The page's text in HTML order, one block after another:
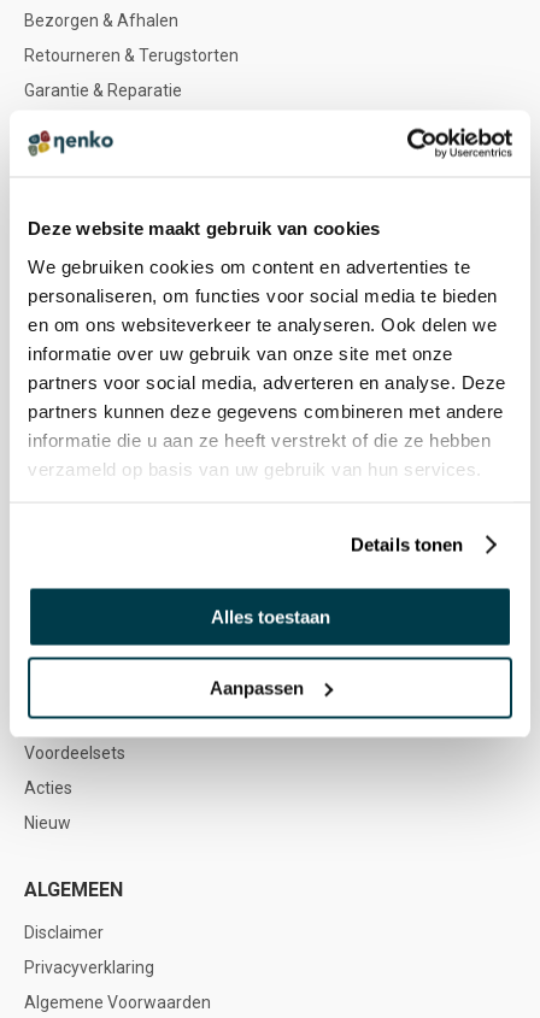
Deze website maakt gebruik van cookies
We gebruiken cookies om content en advertenties te
personaliseren, om functies voor social media te bieden
en om ons websiteverkeer te analyseren. Ook delen we
informatie over uw gebruik van onze site met onze
partners voor social media, adverteren en analyse. Deze
partners kunnen deze gegevens combineren met andere
informatie die u aan ze heeft verstrekt of die ze hebben
verzameld op basis van uw gebruik van hun services.
Details tonen
Alles toestaan
Aanpassen
Bezorgen & Afhalen
Retourneren & Terugstorten
Garantie & Reparatie
Nenko team
Sociale werkplaatsen
Zintuigen & icoontjes
Doelgroepen
Vacatures
Spel & Ontwikkeling
Sensorische Integratie & Beweging
Voordeelsets
Acties
Nieuw
ALGEMEEN
Disclaimer
Privacyverklaring
Algemene Voorwaarden